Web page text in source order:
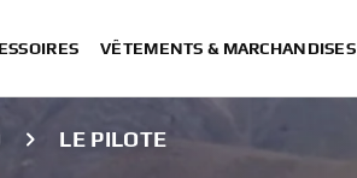
VÊTEMENTS & MARCHANDISES
LE PILOTE